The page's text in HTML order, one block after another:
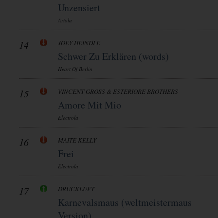
Unzensiert
Ariola
14 JOEY HEINDLE
Schwer Zu Erklären (words)
Heart Of Berlin
15 VINCENT GROSS & ESTERIORE BROTHERS
Amore Mit Mio
Electrola
16 MAITE KELLY
Frei
Electrola
17 DRUCKLUFT
Karnevalsmaus (weltmeistermaus
Version)